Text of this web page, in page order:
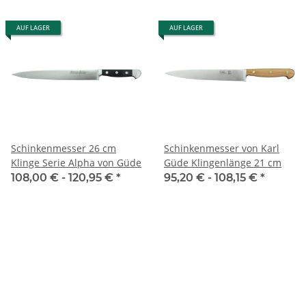
AUF LAGER
Schinkenmesser 26 cm
Klinge Serie Alpha von Güde
108,00 € - 120,95 € *
AUF LAGER
Schinkenmesser von Karl
Güde Klingenlänge 21 cm
95,20 € - 108,15 € *